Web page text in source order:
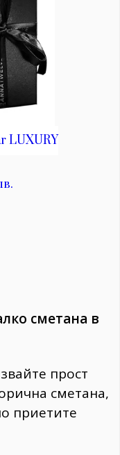
сметана в
прост
сметана,
приетите